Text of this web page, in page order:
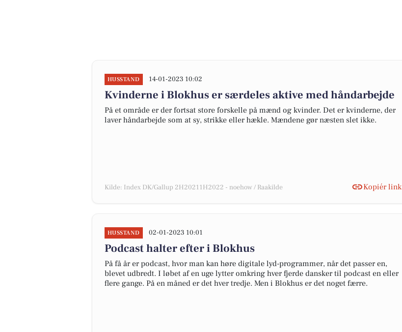
HUSSTAND 14-01-2023 10:02
Kvinderne i Blokhus er særdeles aktive med håndarbejde
På et område er der fortsat store forskelle på mænd og kvinder. Det er kvinderne, der
laver håndarbejde som at sy, strikke eller hækle. Mændene gør næsten slet ikke.
Kilde: Index DK/Gallup 2H20211H2022 - noehow / Raakilde Kopiér link
HUSSTAND 02-01-2023 10:01
Podcast halter efter i Blokhus
På få år er podcast, hvor man kan høre digitale lyd-programmer, når det passer en,
blevet udbredt. I løbet af en uge lytter omkring hver fjerde dansker til podcast en eller
flere gange. På en måned er det hver tredje. Men i Blokhus er det noget færre.